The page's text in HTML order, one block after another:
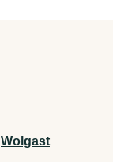
Wolgast